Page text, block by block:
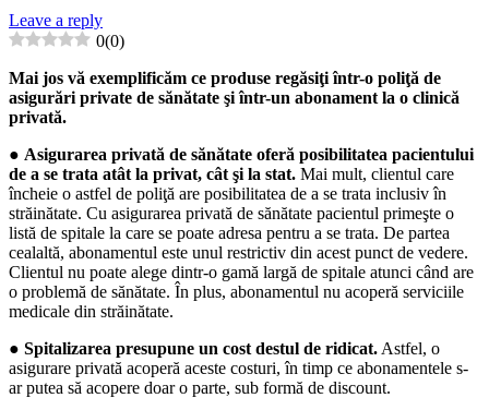
Leave a reply
0(0)
Mai jos vă exemplificăm ce produse regăsiţi într-o poliţă de
asigurări private de sănătate şi într-un abonament la o clinică
privată.
● Asigurarea privată de sănătate oferă posibilitatea pacientului
de a se trata atât la privat, cât şi la stat. Mai mult, clientul care
încheie o astfel de poliţă are posibilitatea de a se trata inclusiv în
străinătate. Cu asigurarea privată de sănătate pacientul primeşte o
listă de spitale la care se poate adresa pentru a se trata. De partea
cealaltă, abonamentul este unul restrictiv din acest punct de vedere.
Clientul nu poate alege dintr-o gamă largă de spitale atunci când are
o problemă de sănătate. În plus, abonamentul nu acoperă serviciile
medicale din străinătate.
● Spitalizarea presupune un cost destul de ridicat. Astfel, o
asigurare privată acoperă aceste costuri, în timp ce abonamentele s-
ar putea să acopere doar o parte, sub formă de discount.